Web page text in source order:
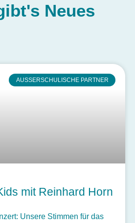
Neues
AUSSERSCHULISCHE PARTNER
mit Reinhard Horn
Unsere Stimmen für das